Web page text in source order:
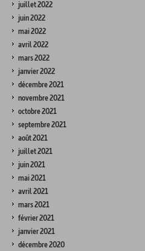
juillet 2022
juin 2022
mai 2022
avril 2022
mars 2022
janvier 2022
décembre 2021
novembre 2021
octobre 2021
septembre 2021
août 2021
juillet 2021
juin 2021
mai 2021
avril 2021
mars 2021
février 2021
janvier 2021
décembre 2020